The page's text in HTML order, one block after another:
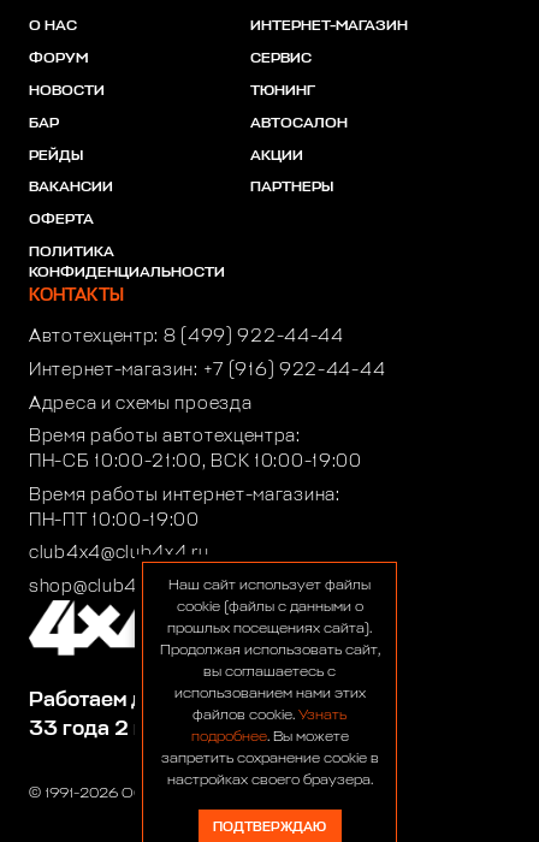
© 1991-2026 ООО «Сервис 4х4»
Работаем для вас:
33 года 2 месяца 22 дня
О НАС
ФОРУМ
НОВОСТИ
БАР
РЕЙДЫ
ВАКАНСИИ
ОФЕРТА
ПОЛИТИКА
КОНФИДЕНЦИАЛЬНОСТИ
ИНТЕРНЕТ-МАГАЗИН
СЕРВИС
ТЮНИНГ
АВТОСАЛОН
АКЦИИ
ПАРТНЕРЫ
КОНТАКТЫ
Автотехцентр: 8 (499) 922-44-44
Интернет-магазин: +7 (916) 922-44-44
Адреса и схемы проезда
Время работы автотехцентра:
ПН-СБ 10:00-21:00, ВСК 10:00-19:00
Время работы интернет-магазина:
ПН-ПТ 10:00-19:00
club4x4@club4x4.ru
shop@club4x4.ruНаш сайт использует файлы
cookie (файлы с данными о
прошлых посещениях сайта).
Продолжая использовать сайт,
вы соглашаетесь с
использованием нами этих
файлов cookie. Узнать
подробнее. Вы можете
запретить сохранение cookie в
настройках своего браузера.
ПОДТВЕРЖДАЮ